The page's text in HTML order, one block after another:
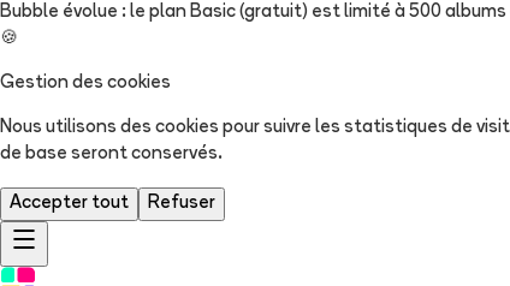
Bubble évolue : le plan Basic (gratuit) est limité à 500
🍪
Gestion des cookies
Nous utilisons des cookies pour suivre les statistiques de
de base seront conservés.
Accepter tout Refuser